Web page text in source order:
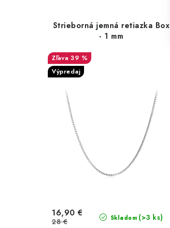
Strieborná jemná retiazka Box
- 1 mm
39 %
Výpredaj
Skladom (>3 ks)
16,90 €
28 €